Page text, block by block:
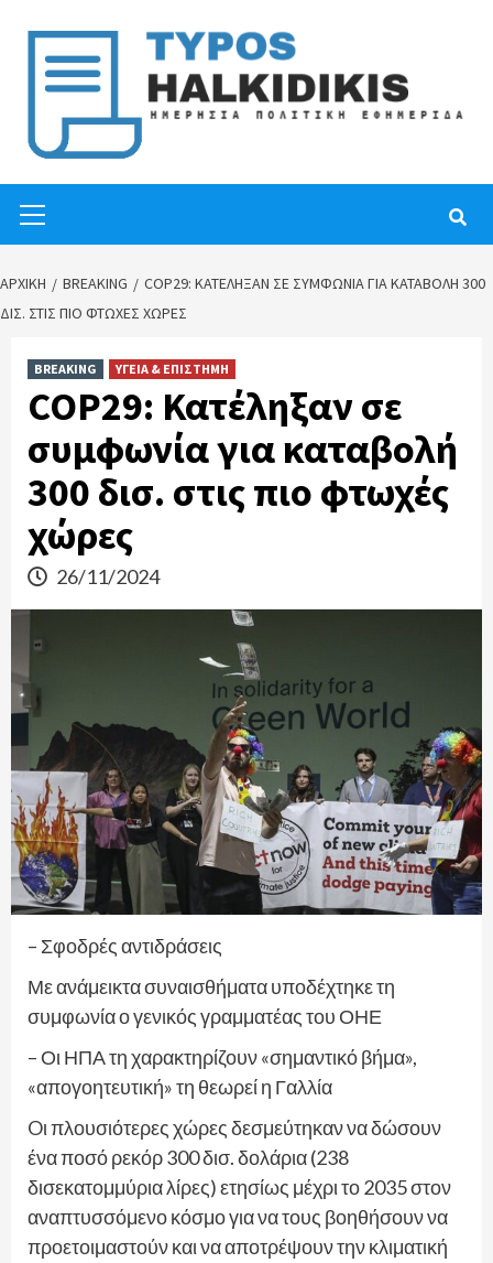
content
Menu
ΑΡΧΙΚΉ BREAKING
COP29: ΚΑΤΈΛΗΞΑΝ ΣΕ ΣΥΜΦΩΝΊΑ ΓΙΑ ΚΑΤΑΒΟΛΉ 300
ΔΙΣ. ΣΤΙΣ ΠΙΟ ΦΤΩΧΈΣ ΧΏΡΕΣ
BREAKING ΥΓΕΙΑ & ΕΠΙΣΤΗΜΗ
COP29: Κατέληξαν σε
συμφωνία για καταβολή
300 δισ. στις πιο φτωχές
χώρες
26/11/2024
– Σφοδρές αντιδράσεις
Με ανάμεικτα συναισθήματα υποδέχτηκε τη
συμφωνία ο γενικός γραμματέας του ΟΗΕ
– Οι ΗΠΑ τη χαρακτηρίζουν «σημαντικό βήμα»,
«απογοητευτική» τη θεωρεί η Γαλλία
Oι πλουσιότερες χώρες δεσμεύτηκαν να δώσουν
ένα ποσό ρεκόρ 300 δισ. δολάρια (238
δισεκατομμύρια λίρες) ετησίως μέχρι το 2035 στον
αναπτυσσόμενο κόσμο για να τους βοηθήσουν να
προετοιμαστούν και να αποτρέψουν την κλιματική